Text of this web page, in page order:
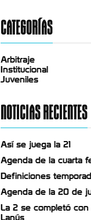
CATEGORÍAS
Arbitraje
Institucional
Juveniles
NOTICIAS RECIENTES
Así se juega la 21
Agenda de la cuarta
Definiciones
Agenda de la 20 de
La 2 se completó
Lanús